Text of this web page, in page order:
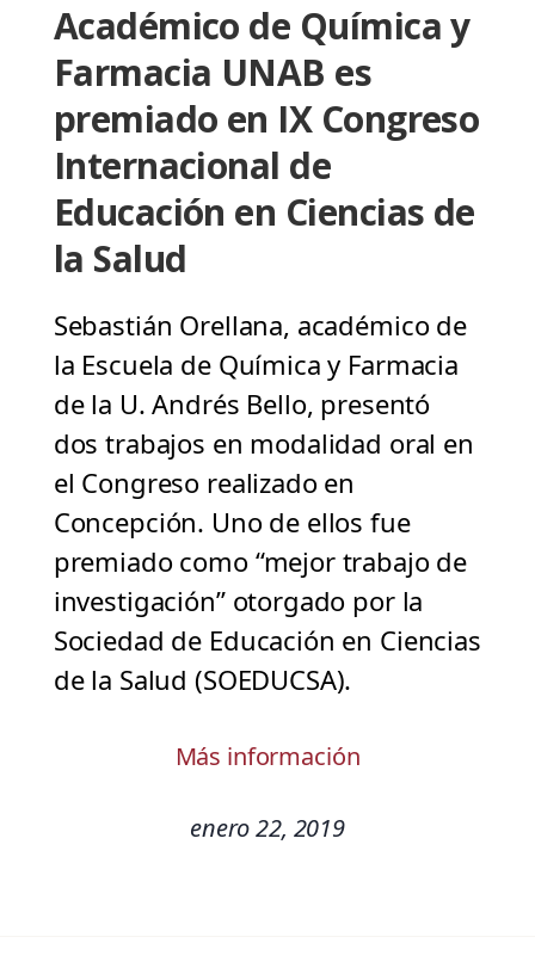
Académico de Química y
Farmacia UNAB es
premiado en IX Congreso
Internacional de
Educación en Ciencias de
la Salud
Sebastián Orellana, académico de
la Escuela de Química y Farmacia
de la U. Andrés Bello, presentó
dos trabajos en modalidad oral en
el Congreso realizado en
Concepción. Uno de ellos fue
premiado como “mejor trabajo de
investigación” otorgado por la
Sociedad de Educación en Ciencias
de la Salud (SOEDUCSA).
Más información
enero 22, 2019